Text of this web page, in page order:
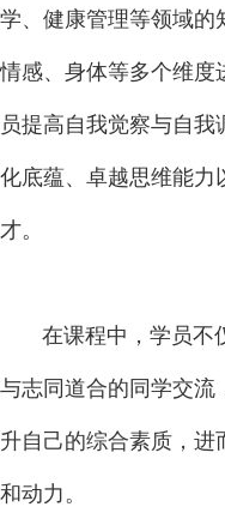
学、健康管理等领域的
情感、身体等多个维度
员提高自我觉察与自
化底蕴、卓越思维能力
才。
在课程中，学员不
与志同道合的同学交流
升自己的综合素质，进
和动力。